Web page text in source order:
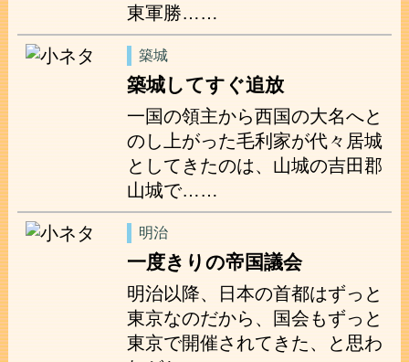
東軍勝……
築城
築城してすぐ追放
一国の領主から西国の大名へと
のし上がった毛利家が代々居城
としてきたのは、山城の吉田郡
山城で……
明治
一度きりの帝国議会
明治以降、日本の首都はずっと
東京なのだから、国会もずっと
東京で開催されてきた、と思わ